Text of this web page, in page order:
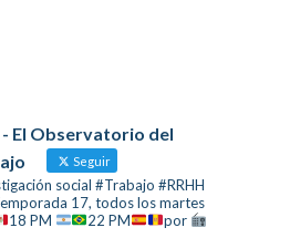
El Observatorio del
Seguir
social #Trabajo #RRHH
17, todos los martes
18 PM 22 PM
por